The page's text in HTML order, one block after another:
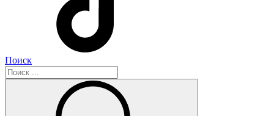
Поиск